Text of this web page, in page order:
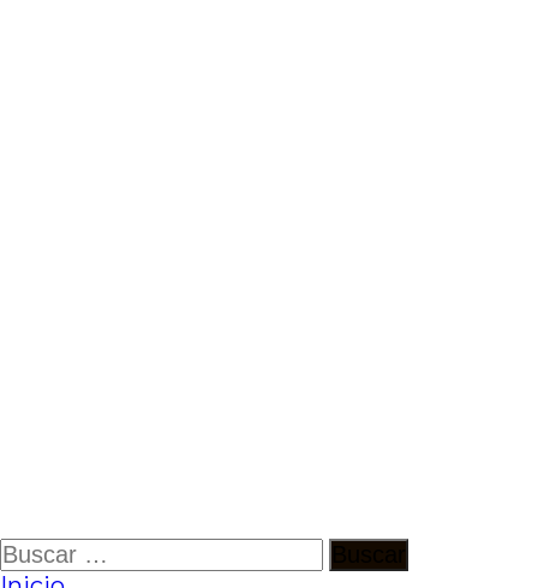
Ir
al
Buscar: